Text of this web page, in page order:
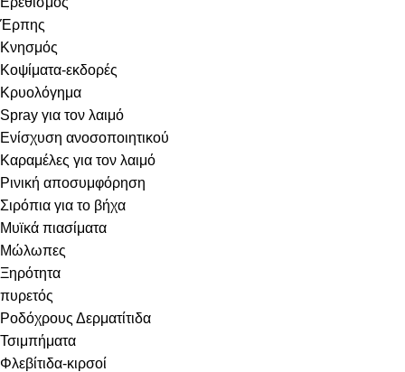
Έρπης
Κνησμός
Κοψίματα-εκδορές
Κρυολόγημα
Spray για τον λαιμό
Ενίσχυση ανοσοποιητικού
Καραμέλες για τον λαιμό
Ρινική αποσυμφόρηση
Σιρόπια για το βήχα
Μυϊκά πιασίματα
Μώλωπες
Ξηρότητα
πυρετός
Ροδόχρους Δερματίτιδα
Τσιμπήματα
Φλεβίτιδα-κιρσοί